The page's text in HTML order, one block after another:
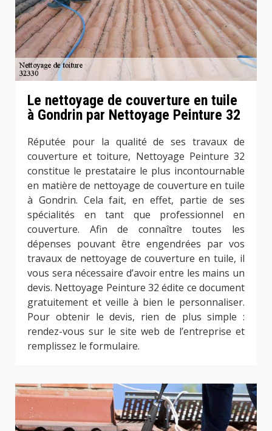
Le nettoyage de couverture en tuile
à Gondrin par Nettoyage Peinture 32
Réputée pour la qualité de ses travaux de
couverture et toiture, Nettoyage Peinture 32
constitue le prestataire le plus incontournable
en matière de nettoyage de couverture en tuile
à Gondrin. Cela fait, en effet, partie de ses
spécialités en tant que professionnel en
couverture. Afin de connaître toutes les
dépenses pouvant être engendrées par vos
travaux de nettoyage de couverture en tuile, il
vous sera nécessaire d’avoir entre les mains un
devis. Nettoyage Peinture 32 édite ce document
gratuitement et veille à bien le personnaliser.
Pour obtenir le devis, rien de plus simple :
rendez-vous sur le site web de l’entreprise et
remplissez le formulaire.